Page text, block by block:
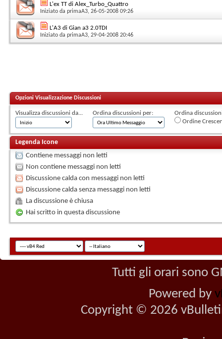
L'ex TT di Alex_Turbo_Quattro
Iniziato da primaA3, 26-05-2008 09:26
L'A3 di Gian a3 2.0TDI
Iniziato da primaA3, 29-04-2008 20:46
Opzioni Visualizzazione Discussioni
Visualizza discussioni da... Ordina discussioni per:
Ordina
Ordine
Legenda Icone
Contiene messaggi non letti
Non contiene messaggi non letti
Discussione calda con messaggi non letti
Discussione calda senza messaggi non letti
La discussione è chiusa
Hai scritto in questa discussione
Tutti gli orari sono
Powered by
Copyright © 2026